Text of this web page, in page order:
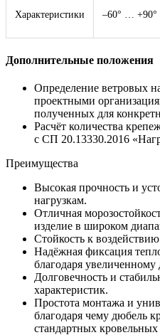
Характеристики –60° … +90°
Дополнительные положения
Определение ветровых
проектными
полученных для
Расчёт количества
с СП 20.13330.2016
Преимущества
Высокая прочность и
нагрузкам.
Отличная
изделие в широком
Стойкость к
Надёжная фиксация
благодаря
Долговечность и
характеристик.
Простота монтажа и
благодаря чему дюбель
стандартных